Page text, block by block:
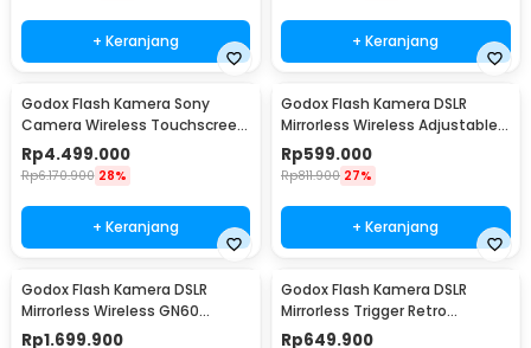
+ Keranjang + Keranjang
Godox Flash Kamera Sony
Camera Wireless Touchscreen
TTL 2980mAh 100Ws - V100S
Rp4.499.000
Rp6.170.900 28%
+ Keranjang
Godox Flash Kamera DSLR
Mirrorless Wireless Adjustable
Head 5600K 45Ws - TT520III
THINKLITE
Rp599.000
Rp811.900 27%
+ Keranjang
Godox Flash Kamera DSLR
Mirrorless Wireless GN60
2980mAh 76Ws - V850III
Rp1.699.900
Godox Flash Kamera DSLR
Mirrorless Trigger Retro
Hotshoe GN12 10Ws - Lux Junior
Rp649.900